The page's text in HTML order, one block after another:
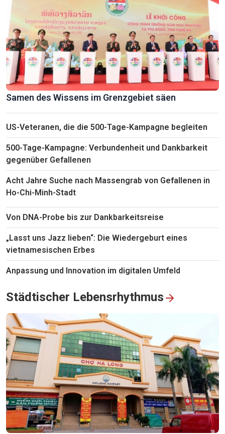
Samen des Wissens im Grenzgebiet säen
US-Veteranen, die die 500-Tage-Kampagne begleiten
500-Tage-Kampagne: Verbundenheit und Dankbarkeit
gegenüber Gefallenen
Acht Jahre Suche nach Massengrab von Gefallenen in
Ho-Chi-Minh-Stadt
Von DNA-Probe bis zur Dankbarkeitsreise
„Lasst uns Jazz lieben“: Die Wiedergeburt eines
vietnamesischen Erbes
Anpassung und Innovation im digitalen Umfeld
Städtischer Lebensrhythmus